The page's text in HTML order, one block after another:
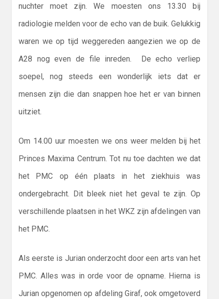
nuchter moet zijn. We moesten ons 13.30 bij
radiologie melden voor de echo van de buik. Gelukkig
waren we op tijd weggereden aangezien we op de
A28 nog even de file inreden. De echo verliep
soepel, nog steeds een wonderlijk iets dat er
mensen zijn die dan snappen hoe het er van binnen
uitziet.
Om 14.00 uur moesten we ons weer melden bij het
Princes Maxima Centrum. Tot nu toe dachten we dat
het PMC op één plaats in het ziekhuis was
ondergebracht. Dit bleek niet het geval te zijn. Op
verschillende plaatsen in het WKZ zijn afdelingen van
het PMC.
Als eerste is Jurian onderzocht door een arts van het
PMC. Alles was in orde voor de opname. Hierna is
Jurian opgenomen op afdeling Giraf, ook omgetoverd